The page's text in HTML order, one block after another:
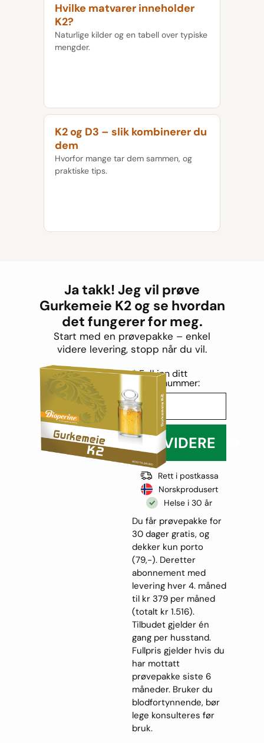
Hvilke matvarer inneholder
K2?
Naturlige kilder og en tabell over typiske
mengder.
K2 og D3 – slik kombinerer du
dem
Hvorfor mange tar dem sammen, og
praktiske tips.
Ja takk! Jeg vil prøve
Gurkemeie K2 og se hvordan
det fungerer for meg.
Start med en prøvepakke – enkel
videre levering, stopp når du vil.
* Fyll inn ditt
telefonnummer:
GÅ VIDERE
Rett i postkassa
Norskprodusert
Helse i 30 år
Du får prøvepakke for
30 dager gratis, og
dekker kun porto
(79,-). Deretter
abonnement med
levering hver 4. måned
til kr 379 per måned
(totalt kr 1.516).
Tilbudet gjelder én
gang per husstand.
Fullpris gjelder hvis du
har mottatt
prøvepakke siste 6
måneder. Bruker du
blodfortynnende, bør
lege konsulteres før
bruk.